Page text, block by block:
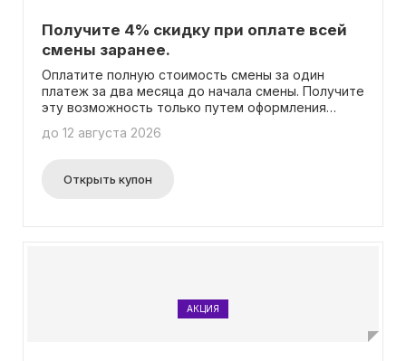
Получите 4% скидку при оплате всей
смены заранее.
Оплатите полную стоимость смены за один
платеж за два месяца до начала смены. Получите
эту возможность только путем оформления
Вы можете комбинировать это предложение с
предложение не распространяется на
дополнительные услуги. - Эта акция также не
до 12 августа 2026
Открыть купон
АКЦИЯ